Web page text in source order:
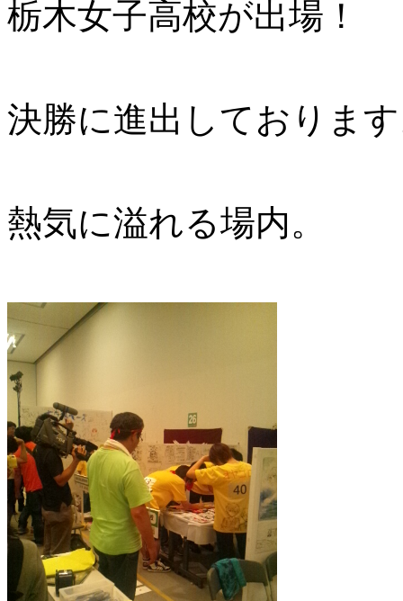
栃木女子高校が出場！
決勝に進出しておりま
熱気に溢れる場内。